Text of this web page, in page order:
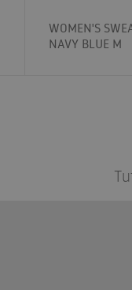
WOMEN'S
NAVY BLUE M